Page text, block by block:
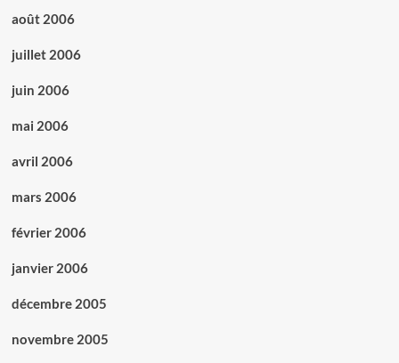
août 2006
juillet 2006
juin 2006
mai 2006
avril 2006
mars 2006
février 2006
janvier 2006
décembre 2005
novembre 2005